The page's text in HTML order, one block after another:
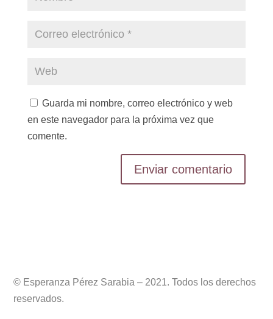
Guarda mi nombre, correo electrónico y web
en este navegador para la próxima vez que
comente.
© Esperanza Pérez Sarabia – 2021. Todos los derechos
reservados.